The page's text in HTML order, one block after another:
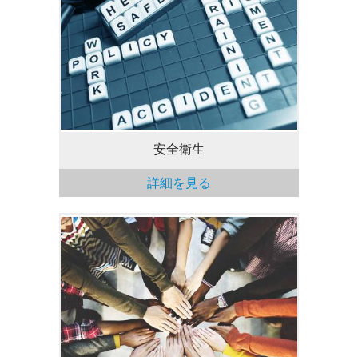
全従業員に安全な職場と労働環境を提供し
ます。
安全衛生
詳細を見る
当社が事業を展開する
地域社会を支援する役割を認識していま
す。